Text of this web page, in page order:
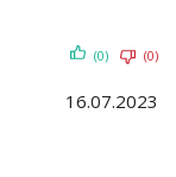
(0) (0)
16.07.2023